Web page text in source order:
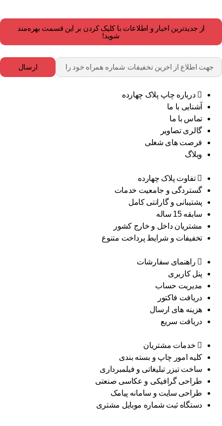
از جدیدترین اخبار و اطلاعات با کلیک کردن بر این قسمت بهره‌مند
شوید!
ارسال
درباره چاپ پلاک چهارده
آشنایی با ما
تماس با ما
گالری تصاویر
فرصت های شغلی
وبلاگ
تفاوت پلاک چهارده
گستردگی و جامعیت خدمات
پشتیبانی و گارانتی کامل
سابقه 15 ساله
مشتریان داخل و خارج کشور
تخفیفات و شرایط پرداخت متنوع
راهنمای سفارشات
پنل کاربری
مدیریت حساب
دریافت فاکتور
هزینه های ارسال
دریافت سریع
خدمات مشتریان
کلیه امور چاپ و بسته بندی
ساخت تیزر تبلیغاتی و فیلمبرداری
طراحی گرافیکی و عکاسی صنعتی
طراحی سایت و سامانه پیامک
دستگاه ثبت شماره موبایل مشتری